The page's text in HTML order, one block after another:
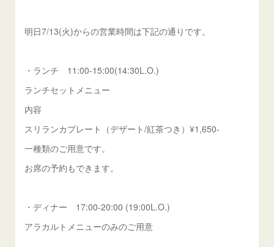
明日7/13(火)からの営業時間は下記の通りです。
・ランチ 11:00-15:00(14:30L.O.)
ランチセットメニュー
内容
スリランカプレート（デザート/紅茶つき）¥1,650-
一種類のご用意です。
お席の予約もできます。
・ディナー 17:00-20:00 (19:00L.O.)
アラカルトメニューのみのご用意